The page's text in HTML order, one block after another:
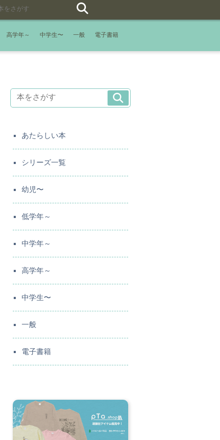
高学年～ 中学生〜 一般 電子書籍
あたらしい本
シリーズ一覧
幼児〜
低学年～
中学年～
高学年～
中学生〜
一般
電子書籍